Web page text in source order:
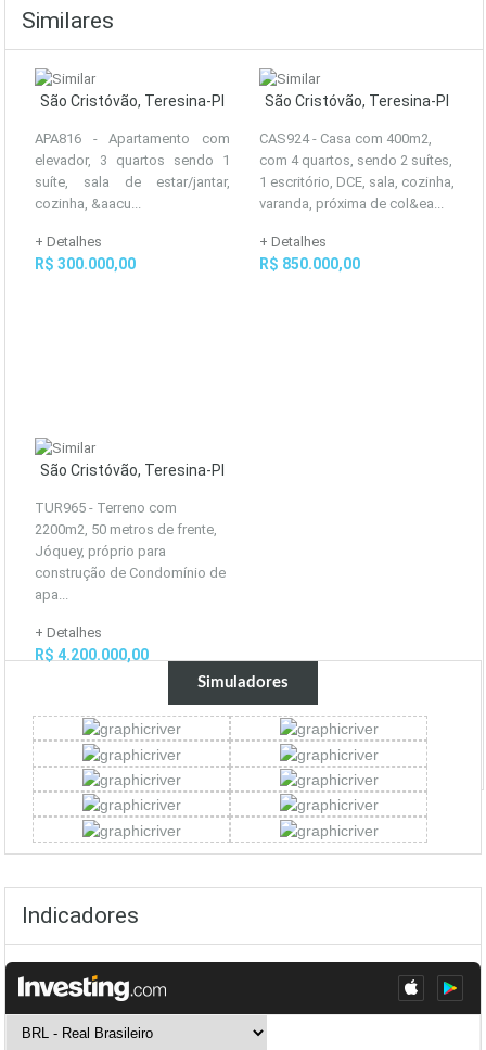
Similares
São Cristóvão, Teresina-PI
APA816 - Apartamento com
elevador, 3 quartos sendo 1
suíte, sala de estar/jantar,
cozinha, &aacu...
+ Detalhes
R$ 300.000,00
São Cristóvão, Teresina-PI
CAS924 - Casa com 400m2,
com 4 quartos, sendo 2 suítes,
1 escritório, DCE, sala, cozinha,
varanda, próxima de col&ea...
+ Detalhes
R$ 850.000,00
São Cristóvão, Teresina-PI
TUR965 - Terreno com
2200m2, 50 metros de frente,
Jóquey, próprio para
construção de Condomínio de
apa...
+ Detalhes
R$ 4.200.000,00
Simuladores
Indicadores